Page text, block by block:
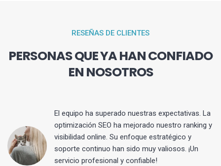
RESEÑAS DE CLIENTES
PERSONAS QUE YA HAN CONFIADO
EN NOSOTROS
El equipo ha superado nuestras expectativas. La
optimización SEO ha mejorado nuestro ranking y
visibilidad online. Su enfoque estratégico y
soporte continuo han sido muy valiosos. ¡Un
servicio profesional y confiable!